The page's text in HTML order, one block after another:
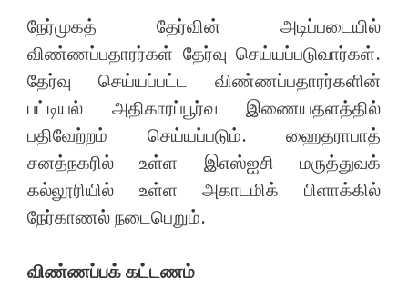
நேர்முகத் தேர்வின் அடிப்படையில்
விண்ணப்பதாரர்கள் தேர்வு செய்யப்படுவார்கள்.
தேர்வு செய்யப்பட்ட விண்ணப்பதாரர்களின்
பட்டியல் அதிகாரப்பூர்வ இணையதளத்தில்
பதிவேற்றம் செய்யப்படும். ஹைதராபாத்
சனத்நகரில் உள்ள இஎஸ்ஐசி மருத்துவக்
கல்லூரியில் உள்ள அகாடமிக் பிளாக்கில்
நேர்காணல் நடைபெறும்.
விண்ணப்பக் கட்டணம்